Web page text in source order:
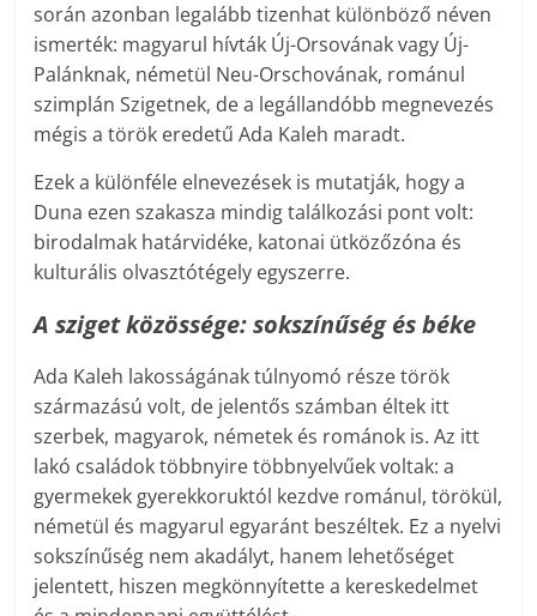
során azonban legalább tizenhat különböző néven
ismerték: magyarul hívták Új-Orsovának vagy Új-
Palánknak, németül Neu-Orschovának, románul
szimplán Szigetnek, de a legállandóbb megnevezés
mégis a török eredetű Ada Kaleh maradt.
Ezek a különféle elnevezések is mutatják, hogy a
Duna ezen szakasza mindig találkozási pont volt:
birodalmak határvidéke, katonai ütközőzóna és
kulturális olvasztótégely egyszerre.
A sziget közössége: sokszínűség és béke
Ada Kaleh lakosságának túlnyomó része török
származású volt, de jelentős számban éltek itt
szerbek, magyarok, németek és románok is. Az itt
lakó családok többnyire többnyelvűek voltak: a
gyermekek gyerekkoruktól kezdve románul, törökül,
németül és magyarul egyaránt beszéltek. Ez a nyelvi
sokszínűség nem akadályt, hanem lehetőséget
jelentett, hiszen megkönnyítette a kereskedelmet